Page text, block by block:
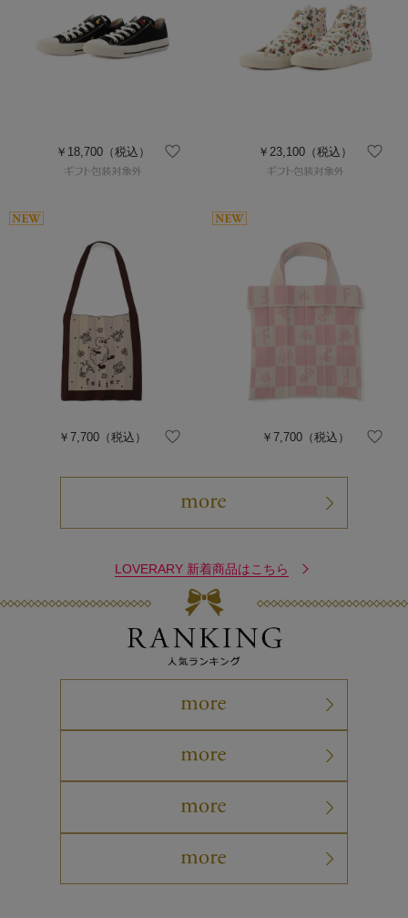
￥18,700（税込） ￥23,100 （税込）
￥7,700 （税込） ￥7,700（税込）
LOVERARY 新着商品はこちら